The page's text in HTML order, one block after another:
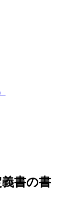
書の書